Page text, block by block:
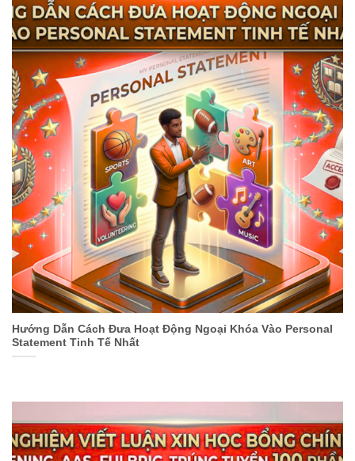
Hướng Dẫn Cách Đưa Hoạt Động Ngoại Khóa Vào Personal
Statement Tinh Tế Nhất